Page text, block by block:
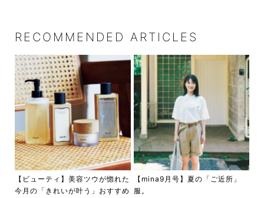
RECOMMENDED ARTICLES
【ビューティ】美容ツウが惚れた
今月の「きれいが叶う」おすすめ
【mina9月号】夏の「ご近所」
服。